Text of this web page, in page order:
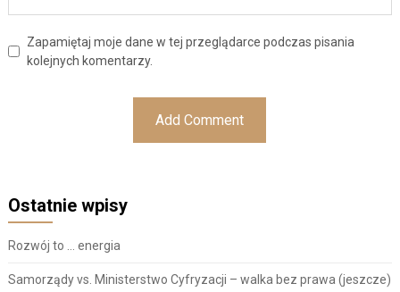
Zapamiętaj moje dane w tej przeglądarce podczas pisania
kolejnych komentarzy.
Ostatnie wpisy
Rozwój to … energia
Samorządy vs. Ministerstwo Cyfryzacji – walka bez prawa (jeszcze)